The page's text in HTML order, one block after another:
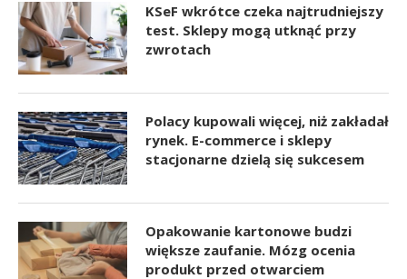
KSeF wkrótce czeka najtrudniejszy
test. Sklepy mogą utknąć przy
zwrotach
Polacy kupowali więcej, niż zakładał
rynek. E-commerce i sklepy
stacjonarne dzielą się sukcesem
Opakowanie kartonowe budzi
większe zaufanie. Mózg ocenia
produkt przed otwarciem